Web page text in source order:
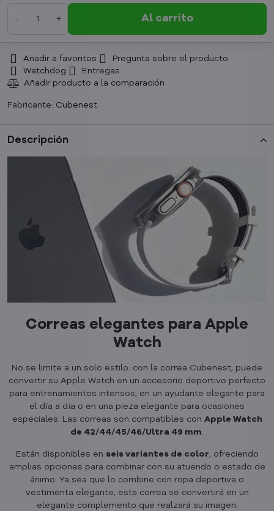
Al carrito
Añadir a favoritos
Pregunta sobre el producto
Watchdog
Entregas
Fabricante: Cubenest
Descripción
Correas elegantes para Apple
Watch
No se limite a un solo estilo: con la correa Cubenest, puede
convertir su Apple Watch en un accesorio deportivo perfecto
para entrenamientos intensos, en un ayudante elegante para
el día a día o en una pieza elegante para ocasiones
especiales. Las correas son compatibles con Apple Watch
de 42/44/45/46/Ultra 49 mm.
Están disponibles en seis variantes de color, ofreciendo
amplias opciones para combinar con su atuendo o estado de
ánimo. Ya sea que lo combine con ropa deportiva o
vestimenta elegante, esta correa se convertirá en un
elegante complemento que realzará su imagen.